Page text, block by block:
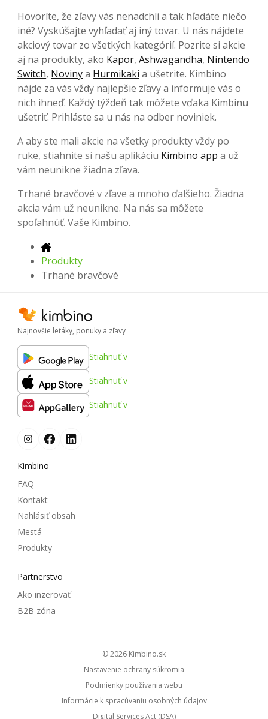
Hovoríte, že zľavy vás nenadchli a tak hľadáte niečo
iné? Vyskúšajte vyhľadať aj iný tovar. U nás nájdete
akciový tovar zo všetkých kategórií. Pozrite si akcie
aj na produkty, ako Kapor, Ashwagandha, Nintendo
Switch, Novinya Hurmikaki a ušetrite. Kimbino
nájde za vás vždy najlepšie zľavy a informuje vás o
nich ihneď. Každý týždeň tak môžete vďaka Kimbinu
ušetriť. Prihláste sa u nás na odber noviniek.
A aby ste mali akcie na všetky produkty vždy po
ruke, stiahnite si našu aplikáciu Kimbino app a už
vám neunikne žiadna zľava.
Trhané bravčové v zľave a mnoho ďalšieho. Žiadna
akcia vám už neunikne. Na nás sa môžete
spoľahnúť. Vaše Kimbino.
Produkty
Trhané bravčové
Najnovšie letáky, ponuky a zľavy
Stiahnuť v
Stiahnuť v
Stiahnuť v
Kimbino
FAQ
Kontakt
Nahlásiť obsah
Mestá
Produkty
Partnerstvo
Ako inzerovať
B2B zóna
© 2026
kimbino.sk
Nastavenie ochrany súkromia
Podmienky používania webu
Informácie k spracúvaniu osobných údajov
Digital Services Act (DSA)